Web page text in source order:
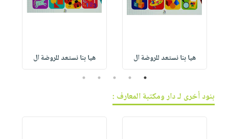
هيا بنا نستعد للروضة ال هيا بنا نستعد للروضة ال
1
2
3
4
5
بنود أخرى لـ دار ومكتبة المعارف :